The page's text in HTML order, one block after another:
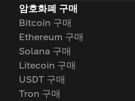
암호화폐 구매
Bitcoin 구매
Ethereum 구매
Solana 구매
Litecoin 구매
USDT 구매
Tron 구매